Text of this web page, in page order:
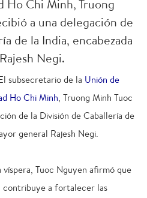
Ho Chi Minh, Truong
a una delegación de
de la India, encabezada
Negi.
subsecretario de la Unión de
Ho Chi Minh, Truong Minh Tuoc
de la División de Caballería de
general Rajesh Negi.
Tuoc Nguyen afirmó que
contribuye a fortalecer las